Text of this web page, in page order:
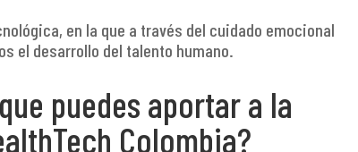
en la que a través del cuidado emocional
el desarrollo del talento humano.
puedes aportar a la
Colombia?